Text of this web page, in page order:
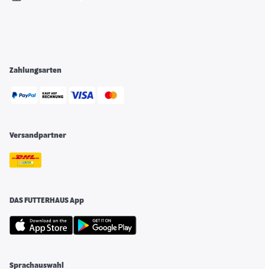
Zahlungsarten
Versandpartner
DAS FUTTERHAUS App
Sprachauswahl